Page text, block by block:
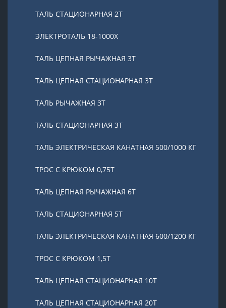
ТАЛЬ СТАЦИОНАРНАЯ 2Т
ЭЛЕКТРОТАЛЬ 18-1000X
ТАЛЬ ЦЕПНАЯ РЫЧАЖНАЯ 3Т
ТАЛЬ ЦЕПНАЯ СТАЦИОНАРНАЯ 3Т
ТАЛЬ РЫЧАЖНАЯ 3Т
ТАЛЬ СТАЦИОНАРНАЯ 3Т
ТАЛЬ ЭЛЕКТРИЧЕСКАЯ КАНАТНАЯ 500/1000 КГ
ТРОС С КРЮКОМ 0,75Т
ТАЛЬ ЦЕПНАЯ РЫЧАЖНАЯ 6Т
ТАЛЬ СТАЦИОНАРНАЯ 5Т
ТАЛЬ ЭЛЕКТРИЧЕСКАЯ КАНАТНАЯ 600/1200 КГ
ТРОС С КРЮКОМ 1,5Т
ТАЛЬ ЦЕПНАЯ СТАЦИОНАРНАЯ 10Т
ТАЛЬ ЦЕПНАЯ СТАЦИОНАРНАЯ 20Т